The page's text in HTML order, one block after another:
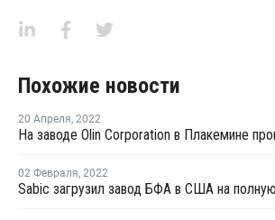
Похожие новости
20 Апреля, 2022
02 Февраля, 2022
Sabic загрузил завод БФА в США на